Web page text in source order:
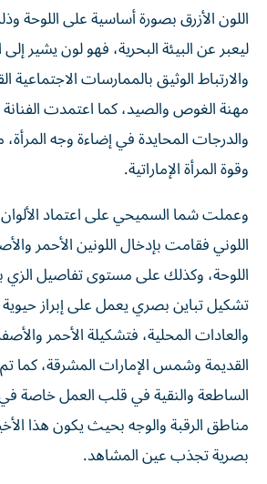
اللون الأزرق بصورة أساسية على اللوحة
ليعبر عن البيئة البحرية، فهو لون يشير
والارتباط الوثيق بالممارسات الاجتماعية
مهنة الغوص والصيد، كما اعتمدت
والدرجات المحايدة في إضاءة وجه
وقوة المرأة الإماراتية.
وعملت شما السميحي على اعتماد
اللوني فقامت بإدخال اللونين الأحمر
اللوحة، وكذلك على مستوى تفاصيل
تشكيل تباين بصري يعمل على إبراز حيوية
والعادات المحلية، فتشكيلة الأحمر
القديمة وشمس الإمارات المشرقة، كما تم
الساطعة والنقية في قلب العمل خاصة
مناطق الرقبة والوجه بحيث يكون هذا
بصرية تجذب عين المشاهد.